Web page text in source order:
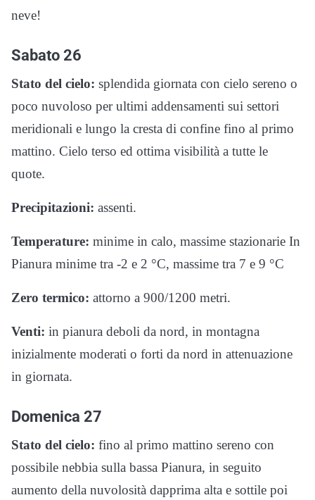
neve!
Sabato 26
Stato del cielo: splendida giornata con cielo sereno o
poco nuvoloso per ultimi addensamenti sui settori
meridionali e lungo la cresta di confine fino al primo
mattino. Cielo terso ed ottima visibilità a tutte le
quote.
Precipitazioni: assenti.
Temperature: minime in calo, massime stazionarie In
Pianura minime tra -2 e 2 °C, massime tra 7 e 9 °C
Zero termico: attorno a 900/1200 metri.
Venti: in pianura deboli da nord, in montagna
inizialmente moderati o forti da nord in attenuazione
in giornata.
Domenica 27
Stato del cielo: fino al primo mattino sereno con
possibile nebbia sulla bassa Pianura, in seguito
aumento della nuvolosità dapprima alta e sottile poi